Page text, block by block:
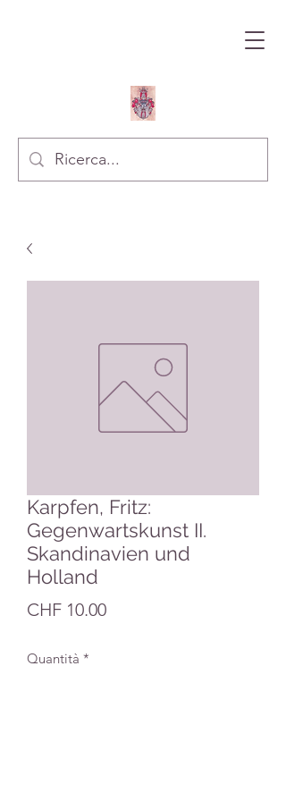
Karpfen, Fritz:
Gegenwartskunst II.
Skandinavien und
Holland
CHF 10.00Prezzo
Quantità *